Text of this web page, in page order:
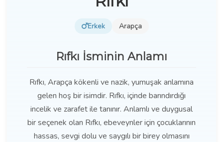
Erkek Arapça
Rıfkı İsminin Anlamı
Rıfkı, Arapça kökenli ve nazik, yumuşak anlamına
gelen hoş bir isimdir. Rıfkı, içinde barındırdığı
incelik ve zarafet ile tanınır. Anlamlı ve duygusal
bir seçenek olan Rıfkı, ebeveynler için çocuklarının
hassas, sevgi dolu ve saygılı bir birey olmasını